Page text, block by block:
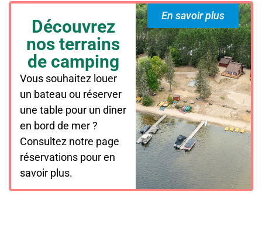
Découvrez
nos terrains
de camping
Vous souhaitez louer
un bateau ou réserver
une table pour un dîner
en bord de mer ?
Consultez notre page
réservations pour en
savoir plus.
En savoir plus